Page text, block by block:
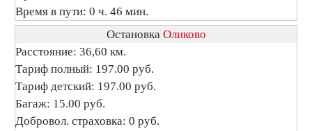
Время в пути: 0 ч. 46 мин.
Остановка Оликово
Расстояние: 36,60 км.
Тариф полный: 197.00 руб.
Тариф детский: 197.00 руб.
Багаж: 15.00 руб.
Добровол. страховка: 0 руб.